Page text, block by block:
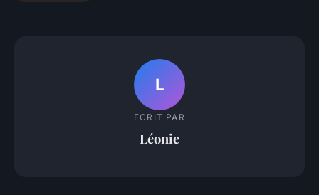
L
ECRIT PAR
Léonie